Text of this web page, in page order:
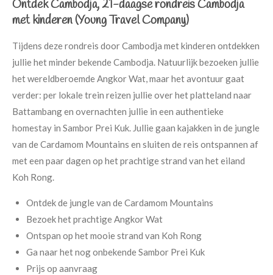
Ontdek Cambodja, 21-daagse rondreis Cambodja
met kinderen (Young Travel Company)
Tijdens deze rondreis door Cambodja met kinderen ontdekken
jullie het minder bekende Cambodja. Natuurlijk bezoeken jullie
het wereldberoemde Angkor Wat, maar het avontuur gaat
verder: per lokale trein reizen jullie over het platteland naar
Battambang en overnachten jullie in een authentieke
homestay in Sambor Prei Kuk. Jullie gaan kajakken in de jungle
van de Cardamom Mountains en sluiten de reis ontspannen af
met een paar dagen op het prachtige strand van het eiland
Koh Rong.
Ontdek de jungle van de Cardamom Mountains
Bezoek het prachtige Angkor Wat
Ontspan op het mooie strand van Koh Rong
Ga naar het nog onbekende Sambor Prei Kuk
Prijs op aanvraag